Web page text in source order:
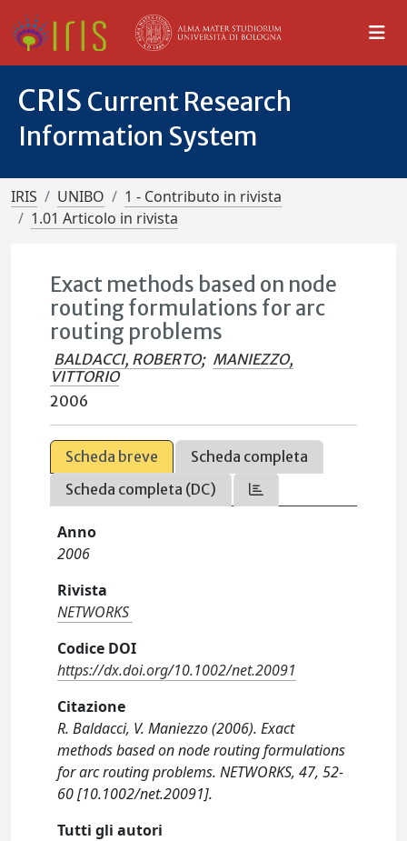
CRIS Current Research
Information System
IRIS UNIBO
1 - Contributo in rivista
1.01 Articolo in rivista
Exact methods based on node
routing formulations for arc
routing problems
BALDACCI, ROBERTO; MANIEZZO,
VITTORIO
2006
Scheda breve
Scheda completa
Scheda completa (DC)
Anno
2006
Rivista
NETWORKS
Codice DOI
https://dx.doi.org/10.1002/net.20091
Citazione
R. Baldacci, V. Maniezzo (2006). Exact
methods based on node routing formulations
for arc routing problems. NETWORKS, 47, 52-
60 [10.1002/net.20091].
Tutti gli autori